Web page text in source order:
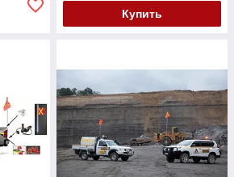
Купить